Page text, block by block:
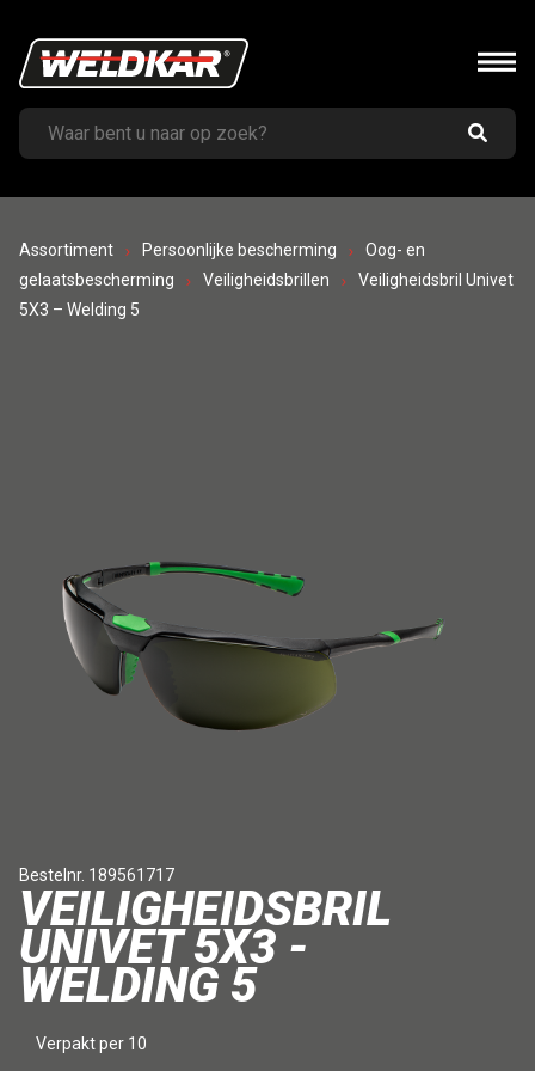
Assortiment Persoonlijke bescherming
Oog- en
gelaatsbescherming
Veiligheidsbrillen
Veiligheidsbril Univet
5X3 – Welding 5
Bestelnr. 189561717
VEILIGHEIDSBRIL
UNIVET 5X3 -
WELDING 5
Verpakt per 10